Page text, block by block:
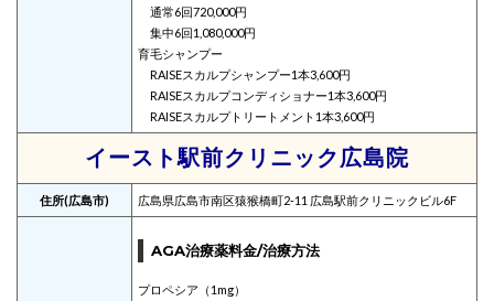
通常6回720,000円
集中6回1,080,000円
育毛シャンプー
RAISEスカルプシャンプー1本3,600円
RAISEスカルプコンディショナー1本3,600円
RAISEスカルプトリートメント1本3,600円
イースト駅前クリニック広島院
住所(広島市) 広島県広島市南区猿猴橋町2-11 広島駅前クリニックビル6F
AGA治療薬料金/治療方法
プロペシア（1mg）